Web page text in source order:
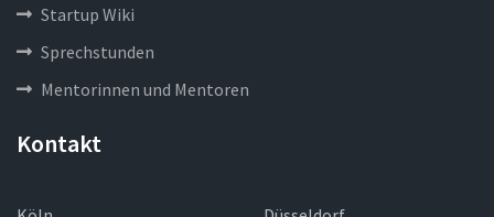
Startup Wiki
Sprechstunden
Mentorinnen und Mentoren
Kontakt